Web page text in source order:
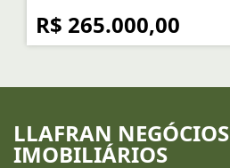
R$ 265.000,00
LLAFRAN NEGÓCIOS
IMOBILIÁRIOS